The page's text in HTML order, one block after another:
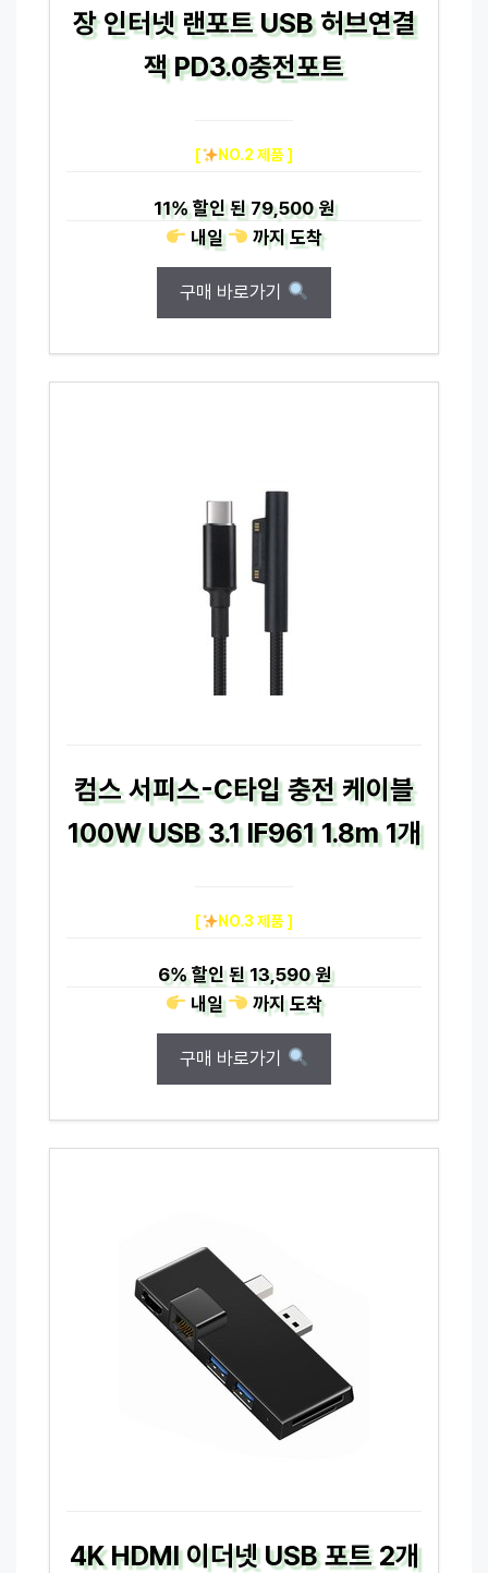
장 인터넷 랜포트 USB 허브연결
잭 PD3.0충전포트
[ NO.2 제품 ]
11%할인 된79,500 원
내일
까지도착
구매 바로가기
컴스 서피스-C타입 충전 케이블
100W USB 3.1 IF961 1.8m 1개
[ NO.3 제품 ]
6%할인 된13,590 원
내일
까지도착
구매 바로가기
4K HDMI 이더넷 USB 포트 2개